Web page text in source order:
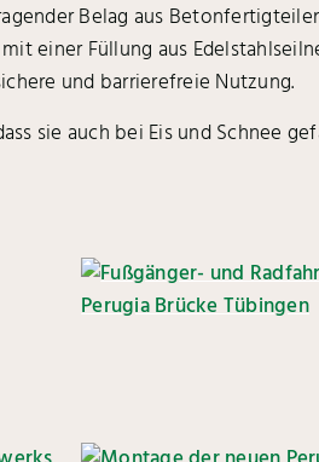
Belag aus
einer Füllung aus
und barrierefreie Nutzung.
sie auch bei Eis und Schnee